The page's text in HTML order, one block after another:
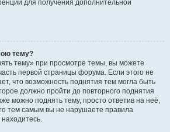
для получения дополнительной
тему?
тему» при просмотре темы, вы можете
первой страницы форума. Если этого не
что возможность поднятия тем могла быть
должно пройти до повторного поднятия
можно поднять тему, просто ответив на неё,
тем самым вы не нарушаете правила